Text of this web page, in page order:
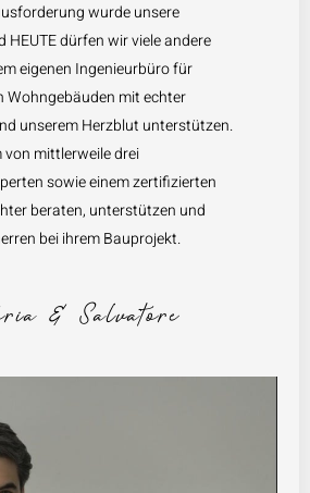
wurde unsere
HEUTE dürfen wir viele andere
eigenen Ingenieurbüro für
Wohngebäuden mit echter
unserem Herzblut unterstützen.
von mittlerweile drei
sowie einem zertifizierten
beraten, unterstützen und
bei ihrem Bauprojekt.
& Salvatore